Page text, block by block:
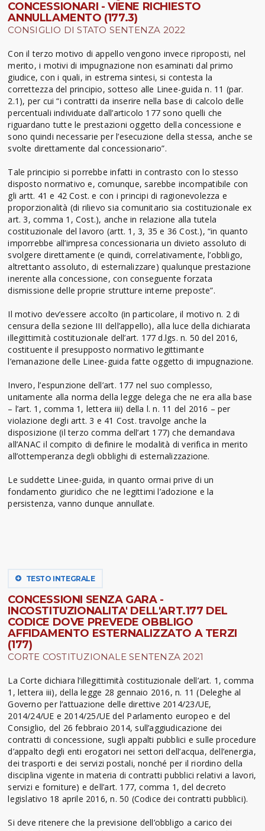
CONCESSIONARI - VIENE RICHIESTO
ANNULLAMENTO (177.3)
CONSIGLIO DI STATO SENTENZA 2022
Con il terzo motivo di appello vengono invece riproposti, nel
merito, i motivi di impugnazione non esaminati dal primo
giudice, con i quali, in estrema sintesi, si contesta la
correttezza del principio, sotteso alle Linee-guida n. 11 (par.
2.1), per cui “i contratti da inserire nella base di calcolo delle
percentuali individuate dall’articolo 177 sono quelli che
riguardano tutte le prestazioni oggetto della concessione e
sono quindi necessarie per l’esecuzione della stessa, anche se
svolte direttamente dal concessionario”.
Tale principio si porrebbe infatti in contrasto con lo stesso
disposto normativo e, comunque, sarebbe incompatibile con
gli artt. 41 e 42 Cost. e con i principi di ragionevolezza e
proporzionalità (di rilievo sia comunitario sia costituzionale ex
art. 3, comma 1, Cost.), anche in relazione alla tutela
costituzionale del lavoro (artt. 1, 3, 35 e 36 Cost.), “in quanto
imporrebbe all’impresa concessionaria un divieto assoluto di
svolgere direttamente (e quindi, correlativamente, l’obbligo,
altrettanto assoluto, di esternalizzare) qualunque prestazione
inerente alla concessione, con conseguente forzata
dismissione delle proprie strutture interne preposte”.
Il motivo dev’essere accolto (in particolare, il motivo n. 2 di
censura della sezione III dell’appello), alla luce della dichiarata
illegittimità costituzionale dell’art. 177 d.lgs. n. 50 del 2016,
costituente il presupposto normativo legittimante
l’emanazione delle Linee-guida fatte oggetto di impugnazione.
Invero, l’espunzione dell’art. 177 nel suo complesso,
unitamente alla norma della legge delega che ne era alla base
– l’art. 1, comma 1, lettera iii) della l. n. 11 del 2016 – per
violazione degli artt. 3 e 41 Cost. travolge anche la
disposizione (il terzo comma dell’art 177) che demandava
all’ANAC il compito di definire le modalità di verifica in merito
all’ottemperanza degli obblighi di esternalizzazione.
Le suddette Linee-guida, in quanto ormai prive di un
fondamento giuridico che ne legittimi l’adozione e la
persistenza, vanno dunque annullate.
TESTO INTEGRALE
CONCESSIONI SENZA GARA -
INCOSTITUZIONALITA' DELL'ART.177 DEL
CODICE DOVE PREVEDE OBBLIGO
AFFIDAMENTO ESTERNALIZZATO A TERZI
(177)
CORTE COSTITUZIONALE SENTENZA 2021
La Corte dichiara l’illegittimità costituzionale dell’art. 1, comma
1, lettera iii), della legge 28 gennaio 2016, n. 11 (Deleghe al
Governo per l’attuazione delle direttive 2014/23/UE,
2014/24/UE e 2014/25/UE del Parlamento europeo e del
Consiglio, del 26 febbraio 2014, sull’aggiudicazione dei
contratti di concessione, sugli appalti pubblici e sulle procedure
d’appalto degli enti erogatori nei settori dell’acqua, dell’energia,
dei trasporti e dei servizi postali, nonché per il riordino della
disciplina vigente in materia di contratti pubblici relativi a lavori,
servizi e forniture) e dell’art. 177, comma 1, del decreto
legislativo 18 aprile 2016, n. 50 (Codice dei contratti pubblici).
Si deve ritenere che la previsione dell’obbligo a carico dei